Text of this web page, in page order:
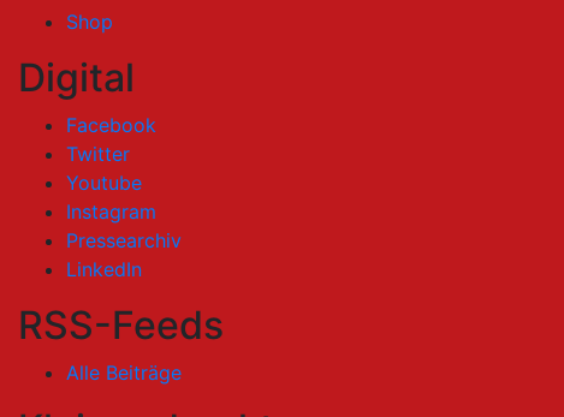
Shop
Digital
Facebook
Twitter
Youtube
Instagram
Pressearchiv
LinkedIn
RSS-Feeds
Alle Beiträge